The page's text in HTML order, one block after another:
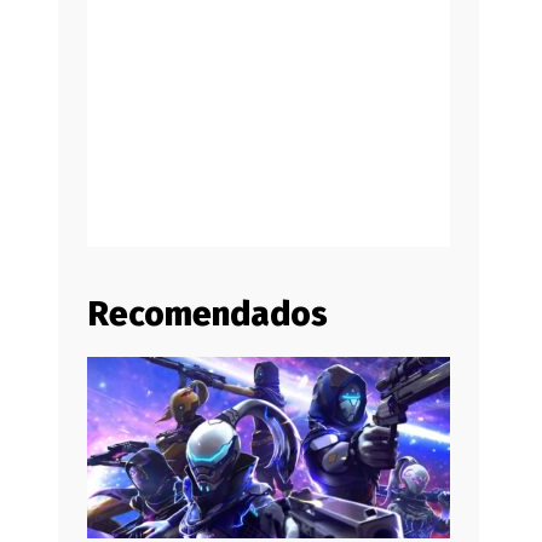
Recomendados